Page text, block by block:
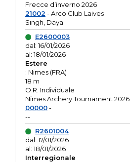
Frecce d’inverno 2026
21002 - Arco Club Laives
Singh, Daya
E2600003
dal: 16/01/2026
al: 18/01/2026
Estere
: Nimes (FRA)
18 m
O.R. Individuale
Nimes Archery Tournament 2026
00000-
--
R2601004
dal: 17/01/2026
al: 18/01/2026
Interregionale